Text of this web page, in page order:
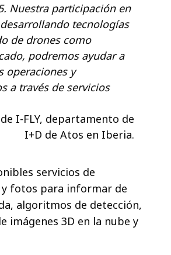
Nuestra participación en
tecnologías
de drones como
podremos ayudar a
operaciones y
a través de servicios
I-FLY, departamento de
I+D de Atos en Iberia.
servicios de
fotos para informar de
algoritmos de detección,
imágenes 3D en la nube y